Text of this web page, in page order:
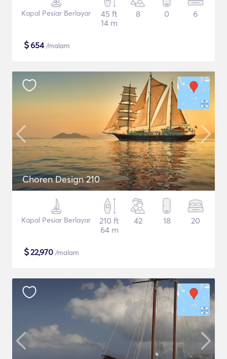
Kapal Pesiar Berlayar
45 ft
14 m
8 0 6
$654/malam
Choren Design 210
Kapal Pesiar Berlayar
210 ft
64 m
42 18 20
$22,970 /malam